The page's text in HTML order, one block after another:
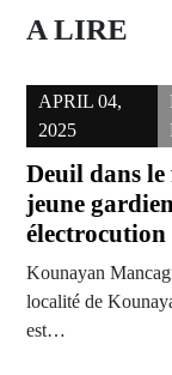
A LIRE
APRIL 04,
2025
Deuil dans
jeune
Kounayan
localité de
est…